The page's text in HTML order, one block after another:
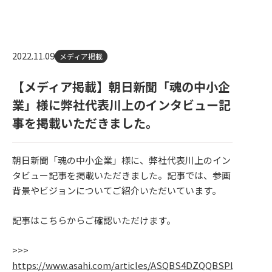
2022.11.09 メディア掲載
【メディア掲載】朝日新聞「魂の中小企
業」様に弊社代表川上のインタビュー記
事を掲載いただきました。
朝日新聞「魂の中小企業」様に、弊社代表川上のイン
タビュー記事を掲載いただきました。記事では、参画
背景やビジョンについてご紹介いただいています。
記事はこちらからご確認いただけます。
>>>
https://www.asahi.com/articles/